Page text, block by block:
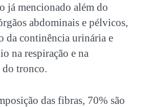
já mencionado além do
abdominais e pélvicos,
da continência urinária e
na respiração e na
do tronco.
das fibras, 70% são